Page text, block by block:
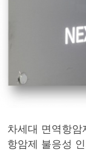
차세대 면역항
항암제 불응성